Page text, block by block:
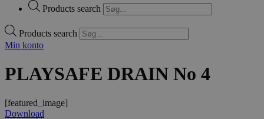
Products search
Products search
Min konto
PLAYSAFE DRAIN No 4
[featured_image]
Download